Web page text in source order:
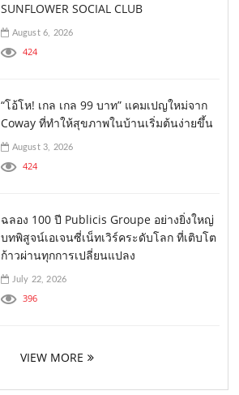
SUNFLOWER SOCIAL CLUB
August 6, 2026
424
“โอ้โห! เกล เกล 99 บาท” แคมเปญใหม่จาก
Coway ที่ทำให้สุขภาพในบ้านเริ่มต้นง่ายขึ้น
August 3, 2026
424
ฉลอง 100 ปี Publicis Groupe อย่างยิ่งใหญ่
บทพิสูจน์เอเจนซี่เน็ทเวิร์คระดับโลก ที่เติบโต
ก้าวผ่านทุกการเปลี่ยนแปลง
July 22, 2026
396
VIEW MORE